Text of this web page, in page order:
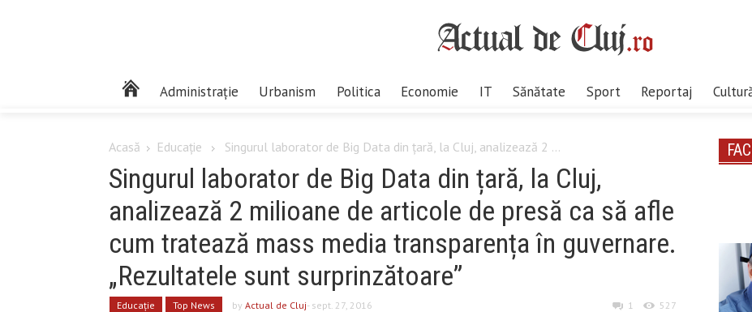
Administrație Urbanism Politica Economie IT Sănătate Sport Reportaj
Acasă Educaţie Singurul laborator de Big Data din țară, la Cluj, analizează 2 ...
Singurul laborator de Big Data din țară, la Cluj,
analizează 2 milioane de articole de presă ca să afle
cum tratează mass media transparența în guvernare.
„Rezultatele sunt surprinzătoare”
Educaţie Top News by Actual de Cluj- sept. 27, 2016 1 527